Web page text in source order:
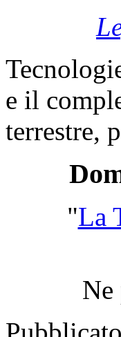
e il
terrestre,
"La
Ne